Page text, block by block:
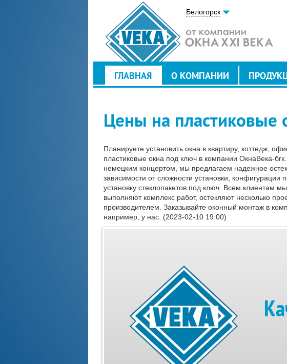
Белогорск
ГЛАВНАЯ О КОМПАНИИ
Цены на пластиковые
Планируете установить окна в квартиру, коттедж,
пластиковые окна под ключ в компании ОкнаВека-
немецким концертом, мы предлагаем надежное
зависимости от сложности установки, конфигурации
установку стеклопакетов под ключ. Всем клиентам
выполняют комплекс работ, остекляют несколько
производителем. Заказывайте оконный монтаж в
например, у нас. (2023-02-10 19:00)